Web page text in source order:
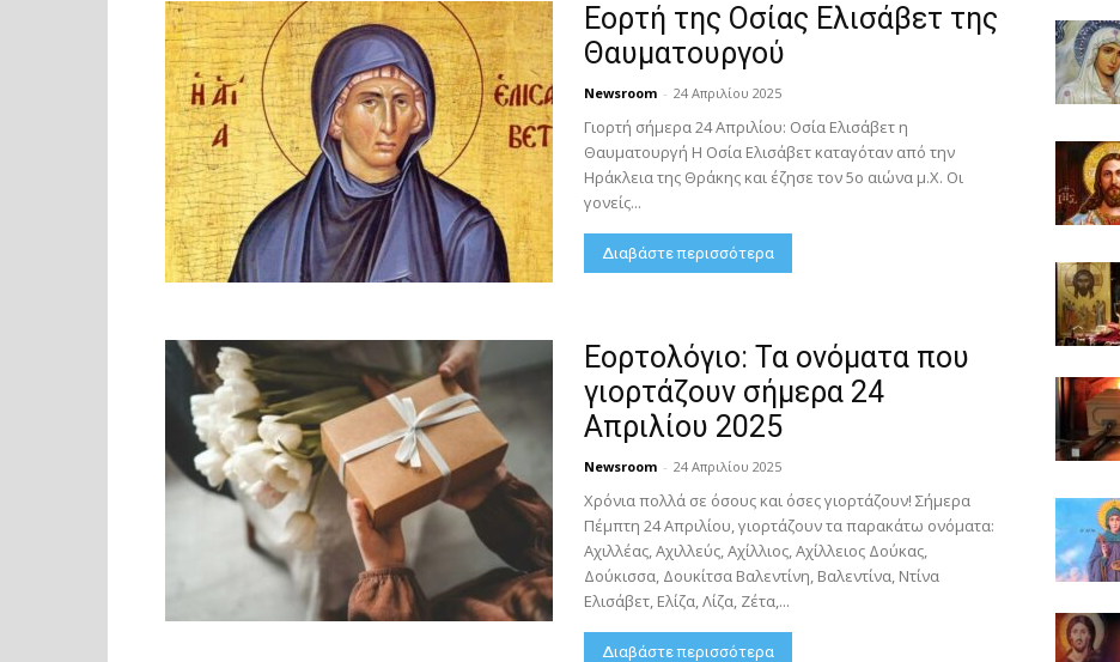
Εορτή της Οσίας Ελισάβετ της
Θαυματουργού
Newsroom - 24 Απριλίου 2025
Γιορτή σήμερα 24 Απριλίου: Οσία Ελισάβετ η
Θαυματουργή Η Οσία Ελισάβετ καταγόταν από την
Ηράκλεια της Θράκης και έζησε τον 5ο αιώνα μ.Χ. Οι
γονείς...
Διαβάστε περισσότερα
Εορτολόγιο: Τα ονόματα που
γιορτάζουν σήμερα 24
Απριλίου 2025
Newsroom - 24 Απριλίου 2025
Χρόνια πολλά σε όσους και όσες γιορτάζουν! Σήμερα
Πέμπτη 24 Απριλίου, γιορτάζουν τα παρακάτω ονόματα:
Αχιλλέας, Αχιλλεύς, Αχίλλιος, Αχίλλειος Δούκας,
Δούκισσα, Δουκίτσα Βαλεντίνη, Βαλεντίνα, Ντίνα
Ελισάβετ, Ελίζα, Λίζα, Ζέτα,...
Διαβάστε περισσότερα